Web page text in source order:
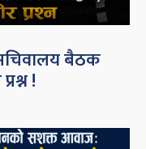
बैठक
!